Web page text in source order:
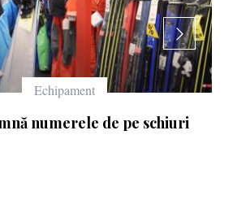
Echipament
numerele de pe schiuri